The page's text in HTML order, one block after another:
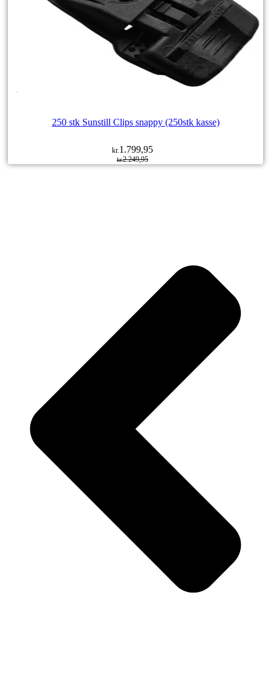
250 stk Sunstill Clips snappy (250stk kasse)
kr.2.249,95
Den
kr. 1.799,95
Den